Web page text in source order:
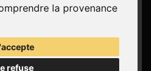
la provenance
refuse